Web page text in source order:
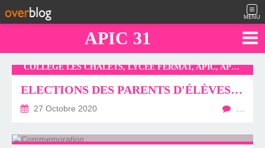
MENU
APIC 31
COLLÈGE LES CHALETS, LYCÉE FERMAT, APIC, APIC 31, COLLÈGE MICHELET, COLLÈGE FERMAT, PRIMAIRE LAKANAL
ELECTIONS DES PARENTS D'ÉLÈVESMI
27 Octobre 2020